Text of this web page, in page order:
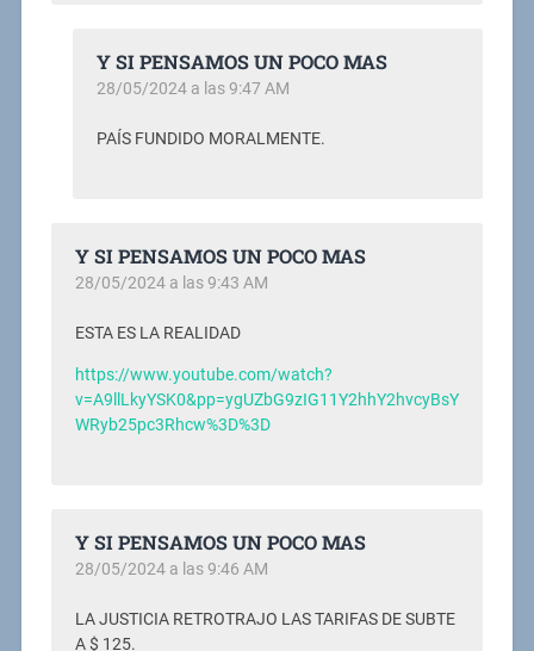
Y SI PENSAMOS UN POCO MAS
28/05/2024 a las 9:47 AM
PAÍS FUNDIDO MORALMENTE.
Y SI PENSAMOS UN POCO MAS
28/05/2024 a las 9:43 AM
ESTA ES LA REALIDAD
https://www.youtube.com/watch?
v=A9llLkyYSK0&pp=ygUZbG9zIG11Y2hhY2hvcyBsY
WRyb25pc3Rhcw%3D%3D
Y SI PENSAMOS UN POCO MAS
28/05/2024 a las 9:46 AM
LA JUSTICIA RETROTRAJO LAS TARIFAS DE SUBTE
A $ 125.